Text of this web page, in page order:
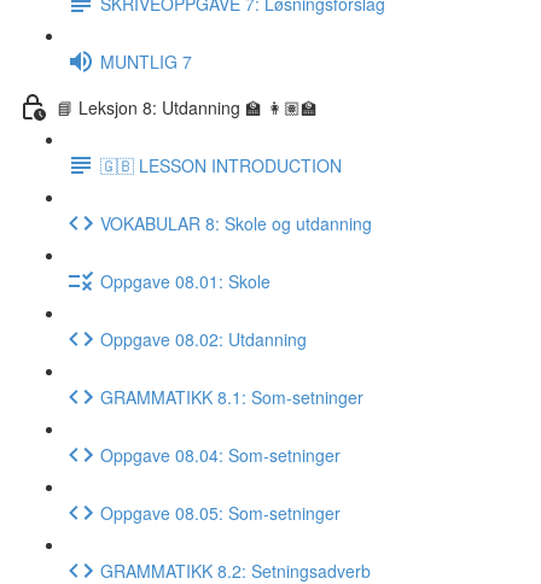
MUNTLIG 7
📘 Leksjon 8: Utdanning 🏫 👩🏽‍🏫
🇬🇧 LESSON INTRODUCTION
VOKABULAR 8: Skole og utdanning
Oppgave 08.01: Skole
Oppgave 08.02: Utdanning
GRAMMATIKK 8.1: Som-setninger
Oppgave 08.04: Som-setninger
Oppgave 08.05: Som-setninger
GRAMMATIKK 8.2: Setningsadverb